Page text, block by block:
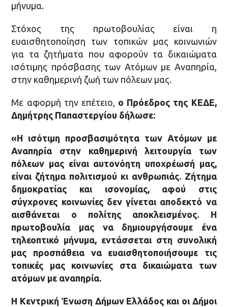
μήνυμα.
Στόχος της πρωτοβουλίας είναι η
ευαισθητοποίηση των τοπικών μας κοινωνιών
για τα ζητήματα που αφορούν τα δικαιώματα
ισότιμης πρόσβασης των Ατόμων με Αναπηρία,
στην καθημερινή ζωή των πόλεων μας.
Με αφορμή την επέτειο, ο Πρόεδρος της ΚΕΔΕ,
Δημήτρης Παπαστεργίου δήλωσε:
«Η ισότιμη προσβασιμότητα των Ατόμων με
Αναπηρία στην καθημερινή λειτουργία των
πόλεων μας είναι αυτονόητη υποχρέωσή μας,
είναι ζήτημα πολιτισμού κι ανθρωπιάς. Ζήτημα
δημοκρατίας και ισονομίας, αφού στις
σύγχρονες κοινωνίες δεν γίνεται αποδεκτό να
αισθάνεται ο πολίτης αποκλεισμένος. Η
πρωτοβουλία μας να δημιουργήσουμε ένα
τηλεοπτικό μήνυμα, εντάσσεται στη συνολική
μας προσπάθεια να ευαισθητοποιήσουμε τις
τοπικές μας κοινωνίες στα δικαιώματα των
ατόμων με αναπηρία.
Η Κεντρική Ένωση Δήμων Ελλάδος και οι Δήμοι